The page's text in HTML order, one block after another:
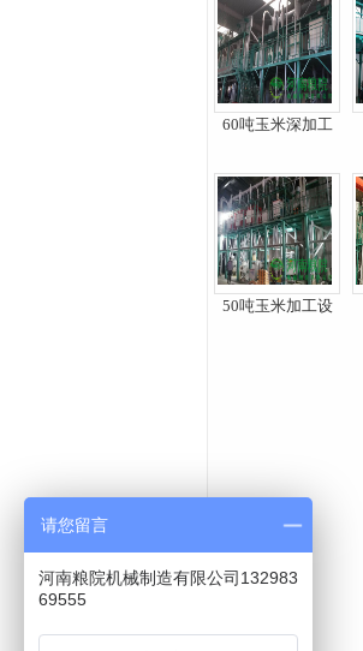
60吨玉米深加工
50吨玉米加工设
请您留言
河南粮院机械制造有限公司132983
69555